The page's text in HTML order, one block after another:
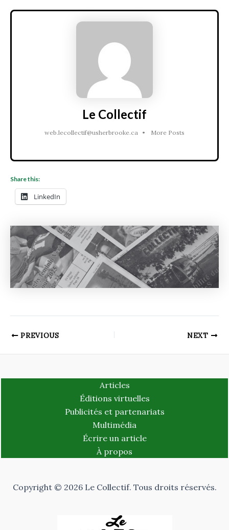
Le Collectif
web.lecollectif@usherbrooke.ca • More Posts
Share this:
LinkedIn
PREVIOUS NEXT
Articles
Éditions virtuelles
Publicités et partenariats
Multimédia
Écrire un article
À propos
Copyright © 2026 Le Collectif. Tous droits réservés.